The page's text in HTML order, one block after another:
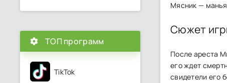
Мясник —
Сюжет
После ареста
его ждет
свидетели его
ТОП программ
TikTok